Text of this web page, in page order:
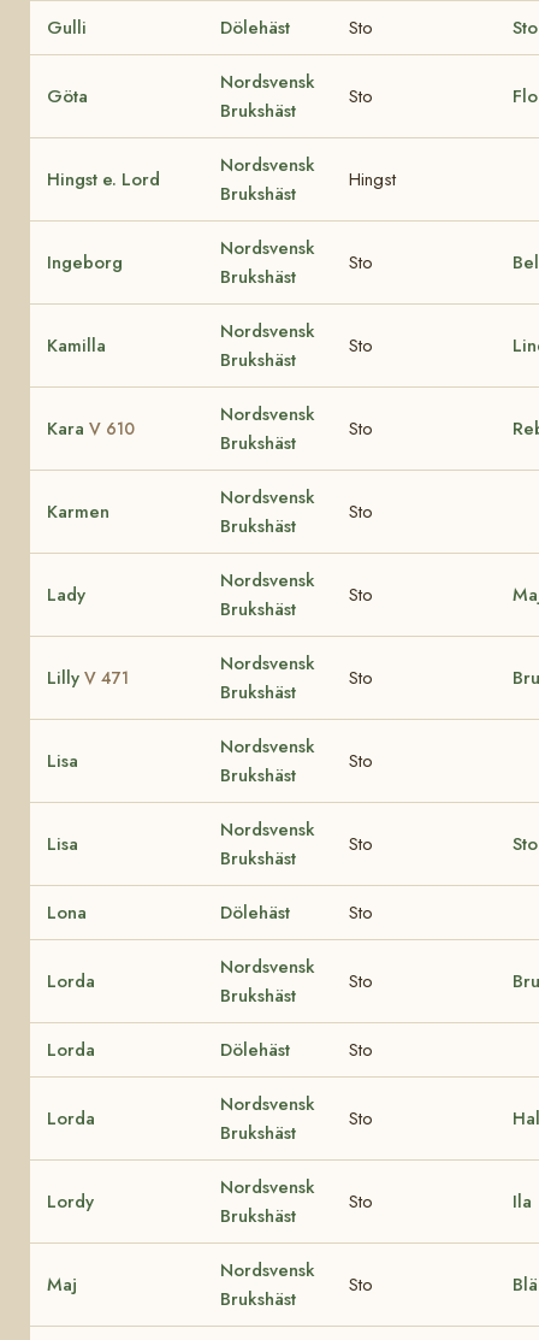
Gulli Dölehäst Sto
Göta
Nordsvensk
Brukshäst
Sto
Hingst e. Lord
Nordsvensk
Brukshäst
Hingst
Ingeborg
Nordsvensk
Brukshäst
Sto
Kamilla
Nordsvensk
Brukshäst
Sto
Kara V 610
Nordsvensk
Brukshäst
Sto
Karmen
Nordsvensk
Brukshäst
Sto
Lady
Nordsvensk
Brukshäst
Sto
Lilly V 471
Nordsvensk
Brukshäst
Sto
Lisa
Nordsvensk
Brukshäst
Sto
Lisa
Nordsvensk
Brukshäst
Sto
Lona Dölehäst Sto
Lorda
Nordsvensk
Brukshäst
Sto
Lorda Dölehäst Sto
Lorda
Nordsvensk
Brukshäst
Sto
Lordy
Nordsvensk
Brukshäst
Sto Ila
Maj
Nordsvensk
Brukshäst
Sto